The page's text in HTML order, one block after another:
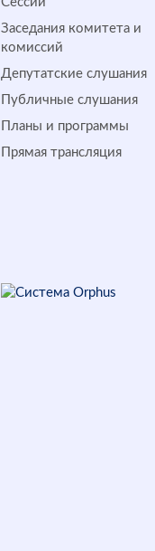
Заседания комитета и
комиссий
Депутатские слушания
Публичные слушания
Планы и программы
Прямая трансляция